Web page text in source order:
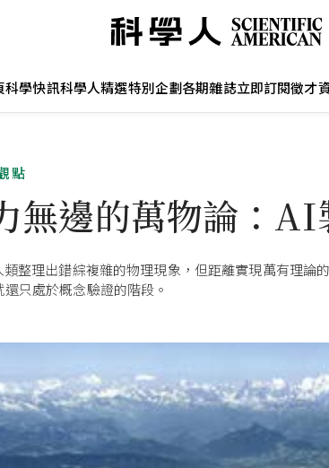
科學快訊科學人精選特別企劃各期雜誌立即訂閱徵才
點
無邊的萬物論：AI
整理出錯綜複雜的物理現象，但距離實現萬有理論
還只處於概念驗證的階段。